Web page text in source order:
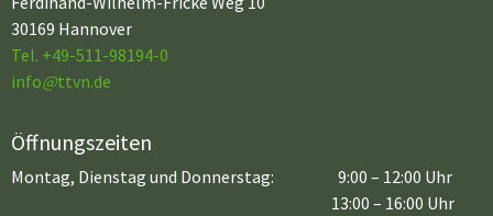
30169 Hannover
Tel. +49-511-98194-0
info@ttvn.de
Öffnungszeiten
Montag, Dienstag und Donnerstag:
9:00 – 12:00 Uhr
13:00 – 16:00 Uhr